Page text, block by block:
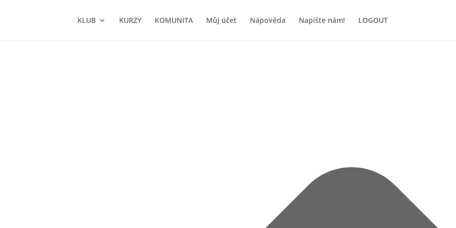
KLUB KURZY KOMUNITA Můj účet Nápověda Napište nám! LOGOUT